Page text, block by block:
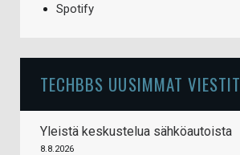
Spotify
TECHBBS UUSIMMAT VIESTIT
Yleistä keskustelua sähköautoista
8.8.2026